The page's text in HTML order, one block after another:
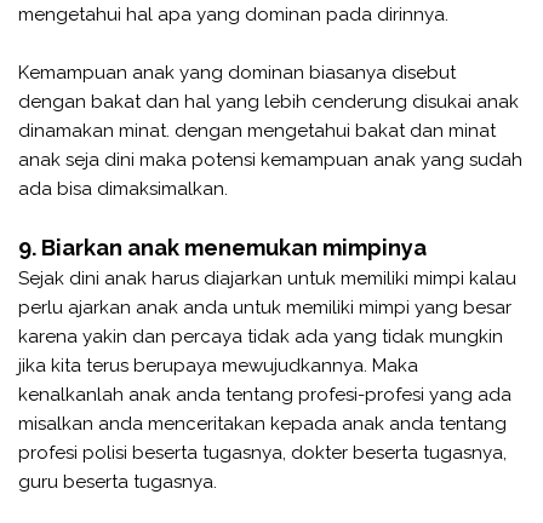
mengetahui hal apa yang dominan pada dirinnya.
Kemampuan anak yang dominan biasanya disebut
dengan bakat dan hal yang lebih cenderung disukai anak
dinamakan minat. dengan mengetahui bakat dan minat
anak seja dini maka potensi kemampuan anak yang sudah
ada bisa dimaksimalkan.
9. Biarkan anak menemukan mimpinya
Sejak dini anak harus diajarkan untuk memiliki mimpi kalau
perlu ajarkan anak anda untuk memiliki mimpi yang besar
karena yakin dan percaya tidak ada yang tidak mungkin
jika kita terus berupaya mewujudkannya. Maka
kenalkanlah anak anda tentang profesi-profesi yang ada
misalkan anda menceritakan kepada anak anda tentang
profesi polisi beserta tugasnya, dokter beserta tugasnya,
guru beserta tugasnya.